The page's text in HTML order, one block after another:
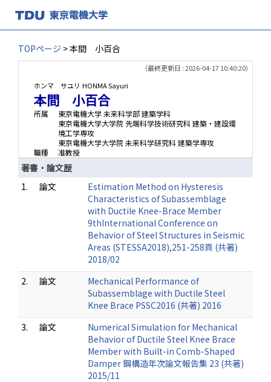
TOPページ > 本間 小百合
（最終更新日 : 2026-04-17 10:40:20）
ホンマ サユリ HONMA Sayuri
本間 小百合
所属
東京電機大学 未来科学部 建築学科
東京電機大学大学院 先端科学技術研究科 建築・建設環
境工学専攻
東京電機大学大学院 未来科学研究科 建築学専攻
職種
准教授
著書・論文歴
1.
論文
Estimation Method on Hysteresis
Characteristics of Subassemblage
with Ductile Knee-Brace Member
9thInternational Conference on
Behavior of Steel Structures in Seismic
Areas (STESSA2018),251-258頁 (共著)
2018/02
2.
論文
Mechanical Performance of
Subassemblage with Ductile Steel
Knee Brace PSSC2016 (共著) 2016
3.
論文
Numerical Simulation for Mechanical
Behavior of Ductile Steel Knee Brace
Member with Built-in Comb-Shaped
Damper 鋼構造年次論文報告集 23 (共著)
2015/11